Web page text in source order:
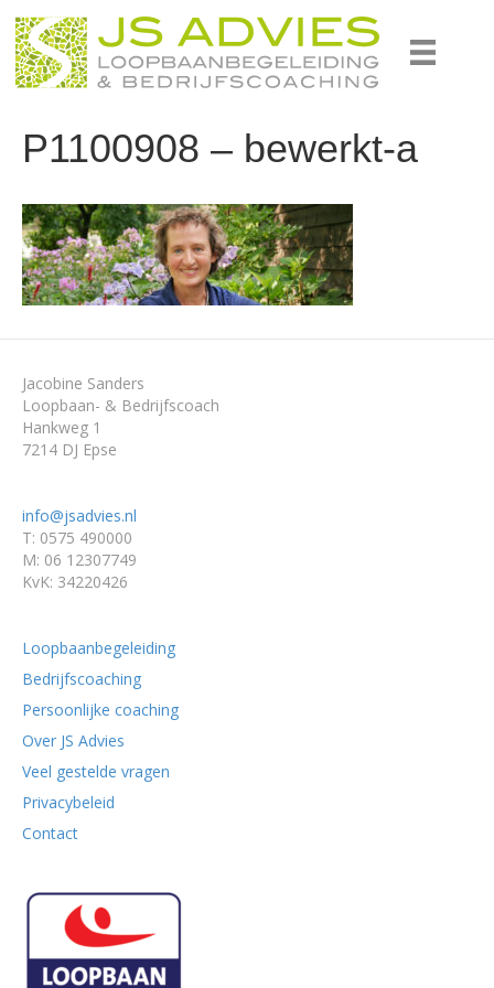
P1100908 – bewerkt-a
Jacobine Sanders
Loopbaan- & Bedrijfscoach
Hankweg 1
7214 DJ Epse
info@jsadvies.nl
T: 0575 490000
M: 06 12307749
KvK: 34220426
Loopbaanbegeleiding
Bedrijfscoaching
Persoonlijke coaching
Over JS Advies
Veel gestelde vragen
Privacybeleid
Contact